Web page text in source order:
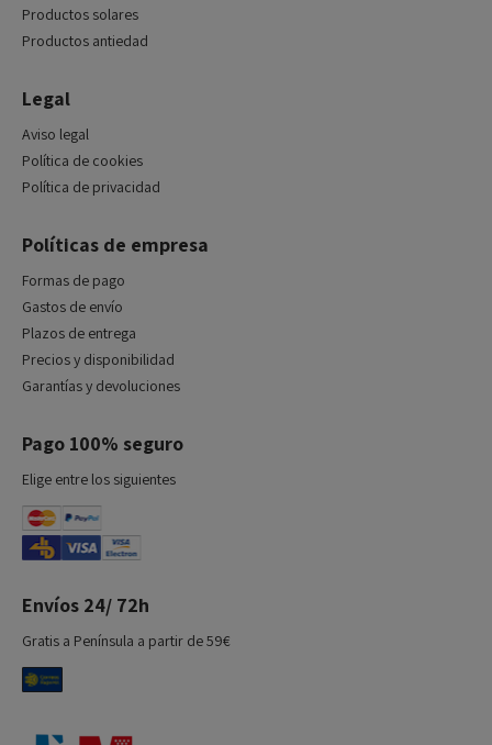
Productos solares
Productos antiedad
Legal
Aviso legal
Política de cookies
Política de privacidad
Políticas de empresa
Formas de pago
Gastos de envío
Plazos de entrega
Precios y disponibilidad
Garantías y devoluciones
Pago 100% seguro
Elige entre los siguientes
Envíos 24/ 72h
Gratis a Península a partir de 59€